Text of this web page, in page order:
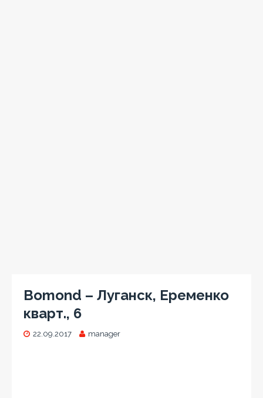
Bomond – Луганск, Еременко
кварт., 6
22.09.2017 manager